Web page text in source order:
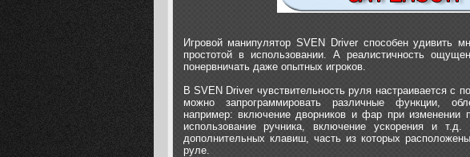
Игровой манипулятор SVEN Driver способен удивить
простотой в использовании. А реалистичность
понервничать даже опытных игроков.
В SVEN Driver чувствительность руля настраивается с
можно запрограммировать различные функции,
например: включение дворников и фар при изменении
использование ручника, включение ускорения и
дополнительных клавиш, часть из которых
руле.